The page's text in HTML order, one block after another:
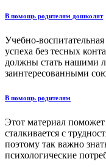
В помощь родителям дошколят
Учебно-
успеха без тесных
должны стать нашими
заинтересованными
В помощь родителям
Этот материал
сталкивается с
поэтому так важно
психологические